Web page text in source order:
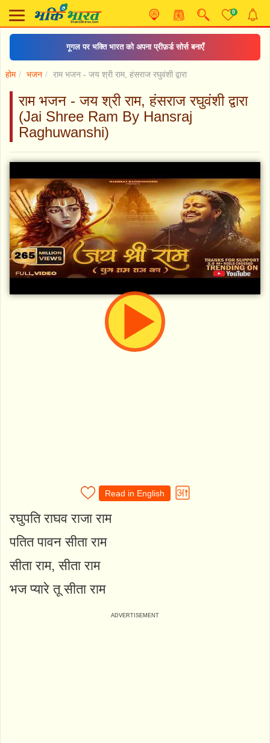
0
गूगल पर भक्ति भारत को अपना प्रीफ़र्ड सोर्स बनाएँ
होम भजन राम भजन - जय श्री राम, हंसराज रघुवंशी द्वारा
राम भजन - जय श्री राम, हंसराज रघुवंशी द्वारा
(Jai Shree Ram By Hansraj
Raghuwanshi)
Read in English
रघुपति राघव राजा राम
पतित पावन सीता राम
सीता राम, सीता राम
भज प्यारे तू सीता राम